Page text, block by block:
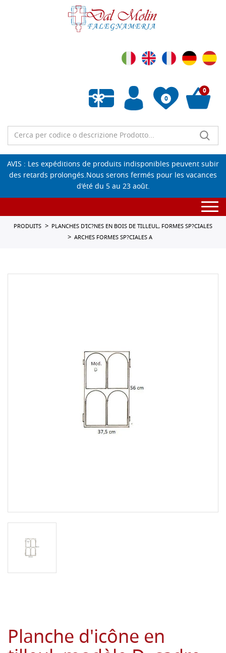
0
Liste de souhaits vide
0
AVIS : Les expéditions de produits indisponibles peuvent subir
des retards prolongés.Nous serons fermés pour les vacances
d'été du 5 au 23 août.
PRODUITS
PLANCHES D'IC?NES EN BOIS DE TILLEUL, FORMES SP?CIALES
ARCHES FORMES SP?CIALES A
Planche d'icône en